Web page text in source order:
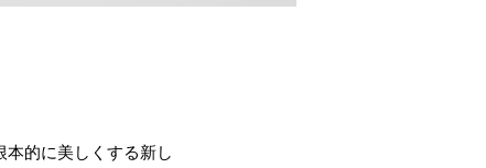
本的に美しくする新し